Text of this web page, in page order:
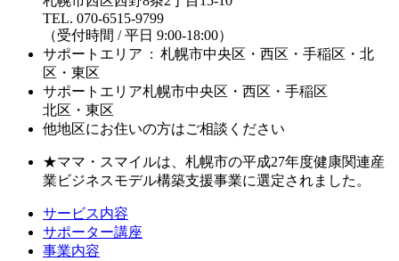
TEL. 070-6515-9799
（受付時間 / 平日 9:00-18:00）
サポートエリア : 札幌市中央区・西区・手稲区・北
区・東区
サポートエリア札幌市中央区・西区・手稲区
北区・東区
他地区にお住いの方はご相談ください
★ママ・スマイルは、札幌市の平成27年度健康関連産
業ビジネスモデル構築支援事業に選定されました。
サービス内容
サポーター講座
事業内容